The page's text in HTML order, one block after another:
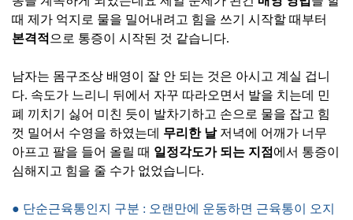
때 제가 억지로 물을 밀어내려고 힘을 쓰기 시작할 때부터
본격적 으로 통증이 시작된 것 같습니다.
남자는 몸구조상 배영이 잘 안 되는 것은 아시고 계실 겁니
다. 속도가 느리니 뒤에서 자꾸 따라오면서 발을 치는데 민
폐 끼치기 싫어 미친 듯이 발차기하고 손으로 물을 잡고 힘
껏 밀어서 수영을 하였는데 무리한 날저녁에 어깨가 너무
아프고 팔을 들어 올릴 때 일정각도가 되는 지점에서 통증이
심해지고 힘을 줄 수가 없었습니다.
● 단순근육통인지 구분 : 오랜만에 운동하면 근육통이 오지